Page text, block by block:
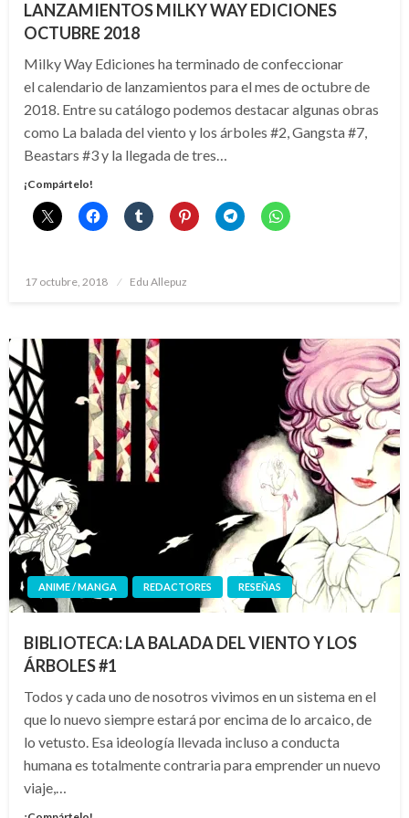
LANZAMIENTOS MILKY WAY EDICIONES
OCTUBRE 2018
Milky Way Ediciones ha terminado de confeccionar
el calendario de lanzamientos para el mes de octubre de
2018. Entre su catálogo podemos destacar algunas obras
como La balada del viento y los árboles #2, Gangsta #7,
Beastars #3 y la llegada de tres…
¡Compártelo!
Publicado
17 octubre, 2018 Edu Allepuz
ANIME / MANGA REDACTORES RESEÑAS
BIBLIOTECA: LA BALADA DEL VIENTO Y LOS
ÁRBOLES #1
Todos y cada uno de nosotros vivimos en un sistema en el
que lo nuevo siempre estará por encima de lo arcaico, de
lo vetusto. Esa ideología llevada incluso a conducta
humana es totalmente contraria para emprender un nuevo
viaje,…